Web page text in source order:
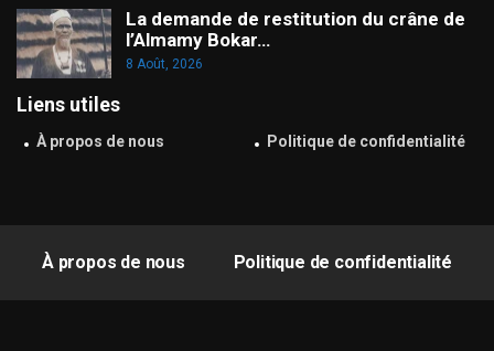
La demande de restitution du crâne de
l’Almamy Bokar…
8 Août, 2026
Liens utiles
À propos de nous Politique de confidentialité
À propos de nous Politique de confidentialité